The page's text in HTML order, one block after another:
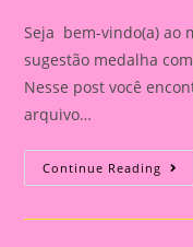
Seja bem-vindo(a) ao
sugestão medalha
Nesse post você
arquivo…
Continue Reading